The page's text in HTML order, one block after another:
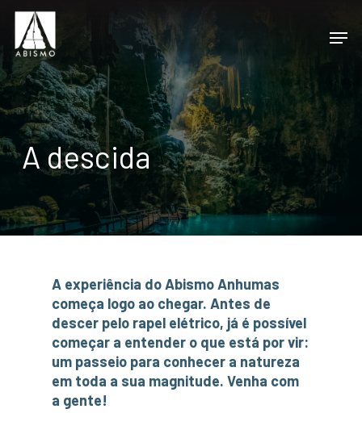
A descida
A experiência do Abismo Anhumas
começa logo ao chegar. Antes de
descer pelo rapel elétrico, já é possível
começar a entender o que está por vir:
um passeio para conhecer a natureza
em toda a sua magnitude. Venha com
a gente!